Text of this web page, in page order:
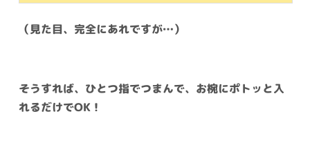
（見た目、完全にあれですが…）
そうすれば、ひとつ指でつまんで、お椀にポトッと入
れるだけでOK！